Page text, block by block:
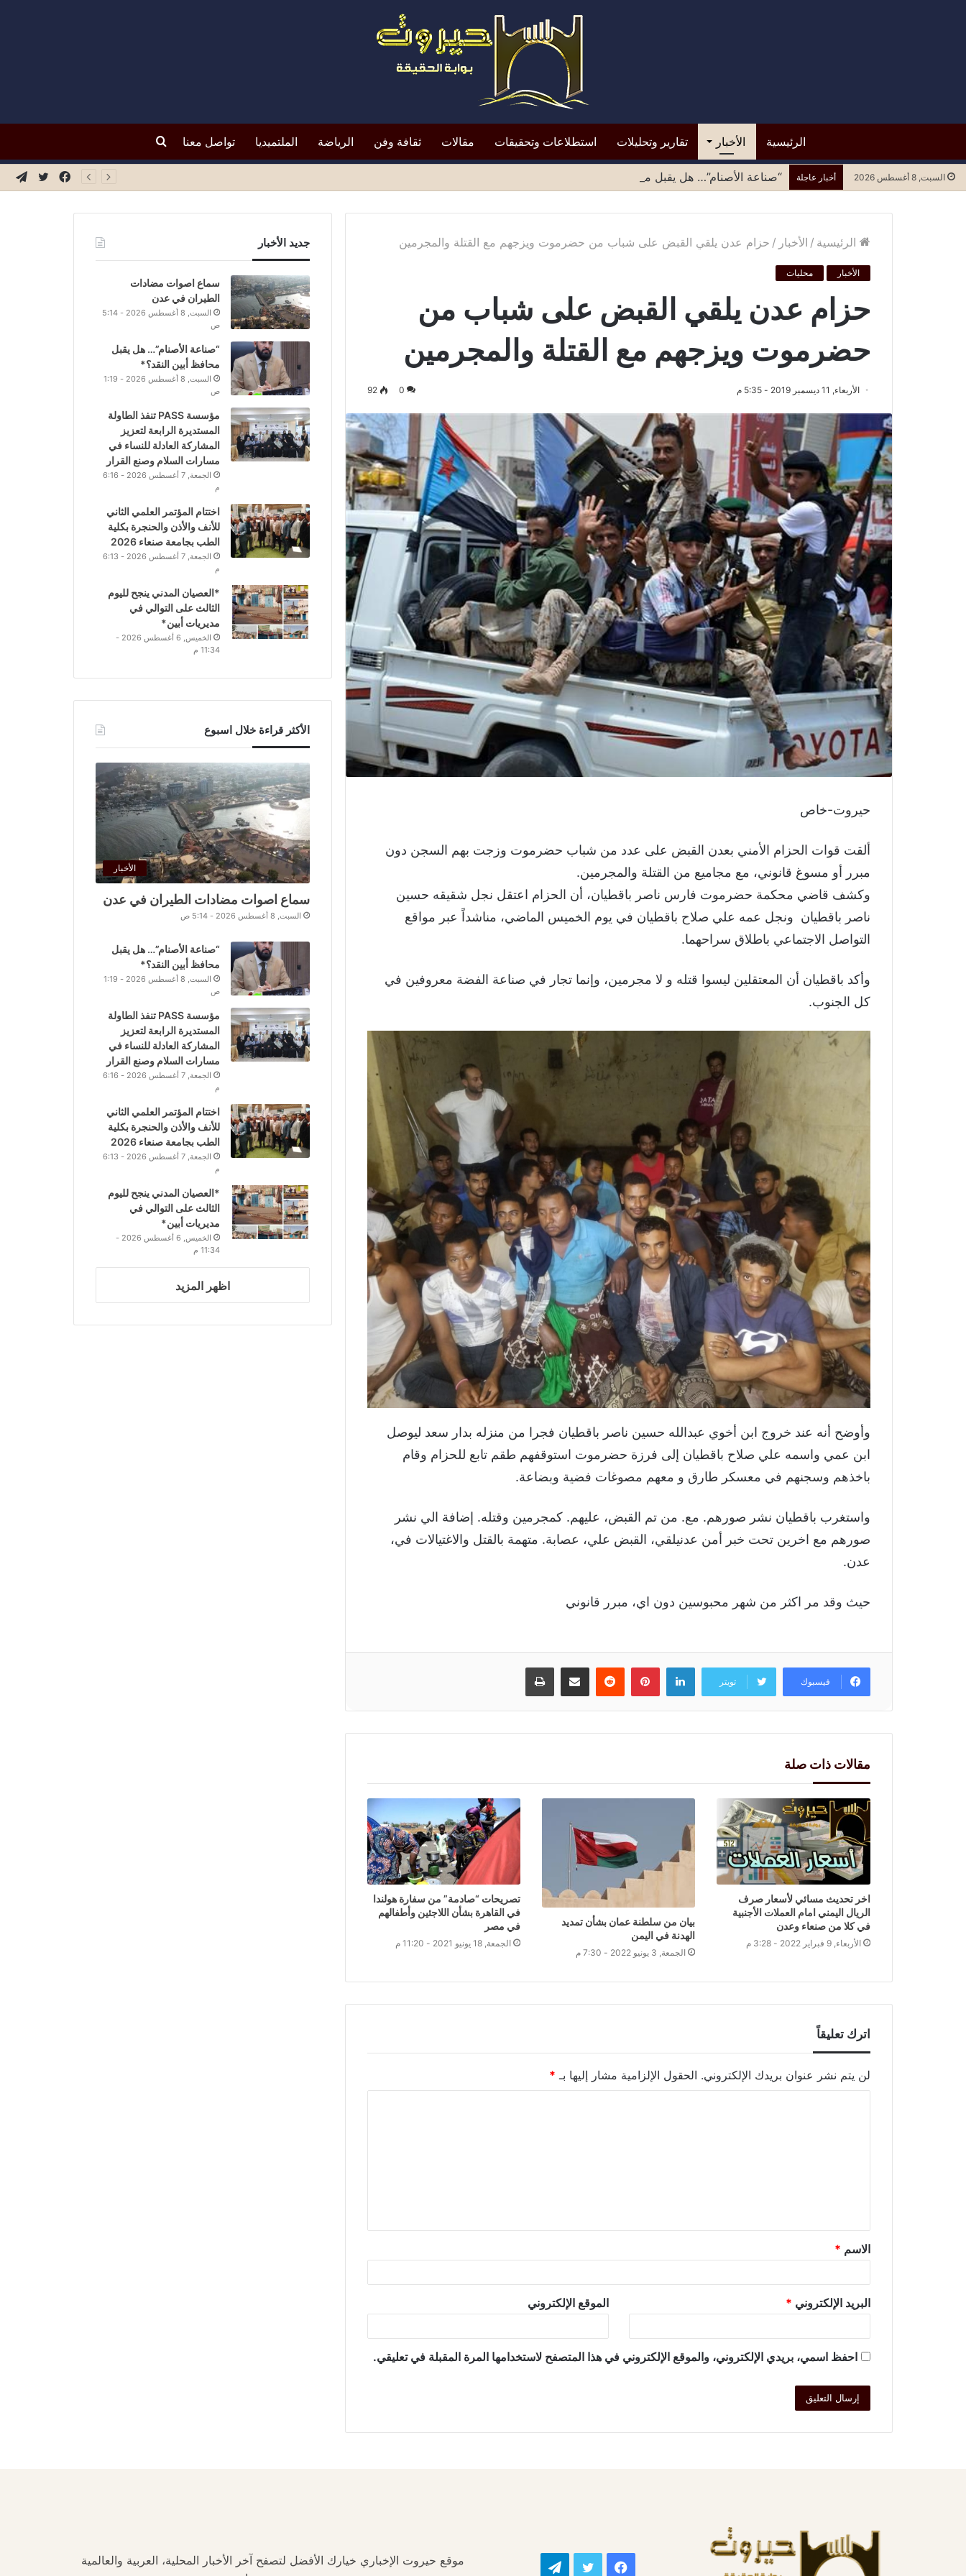
الرئيسية الأخبار تقارير وتحليلات استطلاعات وتحقيقات مقالات ثقافة وفن الرياضة الملتميديا تواصل معنا بحث
السبت, 8 أغسطس 2026 أخبار عاجلة “صناعة الأصنام”… هل يقبل محافظ أبين النقد؟* تويتر
فيسبوك
الرئيسية / الأخبار / حزام عدن يلقي القبض على شباب من حضرموت ويزجهم مع القتلة والمجرمين
الأخبار محليات
حزام عدن يلقي القبض على شباب من
حضرموت ويزجهم مع القتلة والمجرمين
الأربعاء, 11 ديسمبر 2019 - 5:35 م 0
92
حيروت-خاص
ألقت قوات الحزام الأمني بعدن القبض على عدد من شباب حضرموت وزجت بهم السجن دون
مبرر أو مسوغ قانوني، مع مجاميع من القتلة والمجرمين.
وكشف قاضي محكمة حضرموت فارس ناصر باقطيان، أن الحزام اعتقل نجل شقيقه حسين
ناصر باقطيان ونجل عمه علي صلاح باقطيان في يوم الخميس الماضي، مناشداً عبر مواقع
التواصل الاجتماعي باطلاق سراحهما.
وأكد باقطيان أن المعتقلين ليسوا قتله و لا مجرمين، وإنما تجار في صناعة الفضة معروفين في
كل الجنوب.
وأوضح أنه عند خروج ابن أخوي عبدالله حسين ناصر باقطيان فجرا من منزله بدار سعد ليوصل
ابن عمي واسمه علي صلاح باقطيان إلى فرزة حضرموت استوقفهم طقم تابع للحزام وقام
باخذهم وسجنهم في معسكر طارق و معهم مصوغات فضية وبضاعة.
واستغرب باقطيان نشر صورهم. مع. من تم القبض، عليهم. كمجرمين وقتله. إضافة الي نشر
صورهم مع اخرين تحت خبر أمن عدنيلقي، القبض علي، عصابة. متهمة بالقتل والاغتيالات في،
عدن.
حيث وقد مر اكثر من شهر محبوسين دون اي، مبرر قانوني
فيسبوك تويتر
لينكدإنبينتيريست
‏Reddit مشاركة عبر البريد طباعة
مقالات ذات صلة
اخر تحديث مسائي لأسعار صرف
الريال اليمني امام العملات الأجنبية
في كلا من صنعاء وعدن
الأربعاء, 9 فبراير 2022 - 3:28 م
بيان من سلطنة عمان بشأن تمديد
الهدنة في اليمن
الجمعة, 3 يونيو 2022 - 7:30 م
تصريحات “صادمة” من سفارة هولندا
في القاهرة بشأن اللاجئين وأطفالهم
في مصر
الجمعة, 18 يونيو 2021 - 11:20 م
اترك تعليقاً
لن يتم نشر عنوان بريدك الإلكتروني. الحقول الإلزامية مشار إليها بـ *
الاسم *
البريد الإلكتروني * الموقع الإلكتروني
احفظ اسمي، بريدي الإلكتروني، والموقع الإلكتروني في هذا المتصفح لاستخدامها المرة المقبلة في تعليقي.
جديد الأخبار
سماع اصوات مضادات
الطيران في عدن
السبت, 8 أغسطس 2026 - 5:14
ص
“صناعة الأصنام”… هل يقبل
محافظ أبين النقد؟*
السبت, 8 أغسطس 2026 - 1:19
ص
مؤسسة PASS تنفذ الطاولة
المستديرة الرابعة لتعزيز
المشاركة العادلة للنساء في
مسارات السلام وصنع القرار
الجمعة, 7 أغسطس 2026 - 6:16
م
اختتام المؤتمر العلمي الثاني
للأنف والأذن والحنجرة بكلية
الطب بجامعة صنعاء 2026
الجمعة, 7 أغسطس 2026 - 6:13
م
*العصيان المدني ينجح لليوم
الثالث على التوالي في
مديريات أبين*
الخميس, 6 أغسطس 2026 -
11:34 م
الأكثر قراءة خلال اسبوع
الأخبار
سماع اصوات مضادات الطيران في عدن
السبت, 8 أغسطس 2026 - 5:14 ص
“صناعة الأصنام”… هل يقبل
محافظ أبين النقد؟*
السبت, 8 أغسطس 2026 - 1:19
ص
مؤسسة PASS تنفذ الطاولة
المستديرة الرابعة لتعزيز
المشاركة العادلة للنساء في
مسارات السلام وصنع القرار
الجمعة, 7 أغسطس 2026 - 6:16
م
اختتام المؤتمر العلمي الثاني
للأنف والأذن والحنجرة بكلية
الطب بجامعة صنعاء 2026
الجمعة, 7 أغسطس 2026 - 6:13
م
*العصيان المدني ينجح لليوم
الثالث على التوالي في
مديريات أبين*
الخميس, 6 أغسطس 2026 -
11:34 م
اظهر المزيد
فيسبوك تويتر تيلقرام
موقع حيروت الإخباري خيارك الأفضل لتصفح آخر الأخبار المحلية، العربية والعالمية